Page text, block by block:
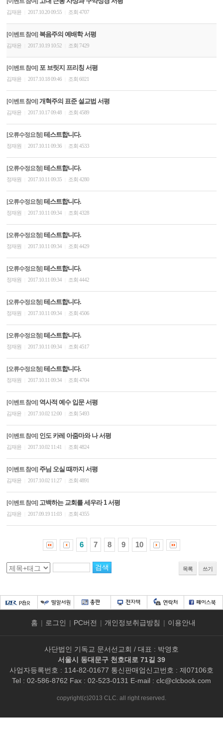
김재윤 2017.10.20 09:55 조회 4707
[이벤트 참여] 복음주의 예배학 서평
김재윤 2017.10.19 10:52 조회 7429
[이벤트 참여] 포 브릿지 프리칭 서평
김재윤 2017.10.18 09:46 조회 6021
[이벤트 참여] 개혁주의 표준 설교법 서평
김재윤 2017.10.17 09:48 조회 4589
[오류수정요청] 테스트합니다.
정재원 2017.10.11 09:36 조회 4533
[오류수정요청] 테스트합니다.
정재원 2017.10.11 09:35 조회 4280
[오류수정요청] 테스트합니다.
정재원 2017.10.11 09:34 조회 4328
[오류수정요청] 테스트합니다.
정재원 2017.10.11 09:34 조회 4429
[오류수정요청] 테스트합니다.
정재원 2017.10.11 09:34 조회 4442
[오류수정요청] 테스트합니다.
정재원 2017.10.11 09:34 조회 4506
[오류수정요청] 테스트합니다.
정재원 2017.10.11 09:34 조회 4517
[오류수정요청] 테스트합니다.
정재원 2017.10.11 09:34 조회 4704
[이벤트 참여] 역사적 예수 입문 서평
김재윤 2017.10.02 12:00 조회 5493
[이벤트 참여] 인도 카레 아줌마와 나 서평
김재윤 2017.10.02 11:41 조회 4824
[이벤트 참여] 주님 오실 때까지 서평
김재윤 2017.10.02 11:27 조회 4891
[이벤트 참여] 고백하는 교회를 세우라 1 서평
김재윤 2017.09.19 11:03 조회 4355
6 7 8 9 10
목록 쓰기
홈 | 로그인 | PC버전 | 개인정보취급방침 | 이용안내
사단법인 기독교 문서선교회 / 대표 : 박영호
서울시 동대문구 천호대로 71길 39
사업자등록번호 : 114-82-01677 통신판매업신고번호 : 제07106호
Tel : 02-586-8762 Fax : 02-523-0131 E-mail : clc@clcbook.com
copyright(c)2013 CLC. all right reserved.